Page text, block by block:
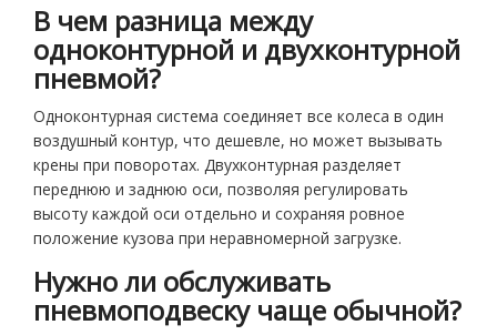
В чем разница между
одноконтурной и двухконтурной
пневмой?
Одноконтурная система соединяет все колеса в один
воздушный контур, что дешевле, но может вызывать
крены при поворотах. Двухконтурная разделяет
переднюю и заднюю оси, позволяя регулировать
высоту каждой оси отдельно и сохраняя ровное
положение кузова при неравномерной загрузке.
Нужно ли обслуживать
пневмоподвеску чаще обычной?